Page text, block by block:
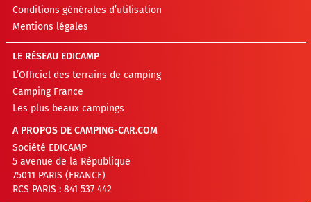
Conditions générales d’utilisation
Mentions légales
LE RÉSEAU EDICAMP
L’Officiel des terrains de camping
Camping France
Les plus beaux campings
A PROPOS DE CAMPING-CAR.COM
Société EDICAMP
5 avenue de la République
75011 PARIS (FRANCE)
RCS PARIS : 841 537 442